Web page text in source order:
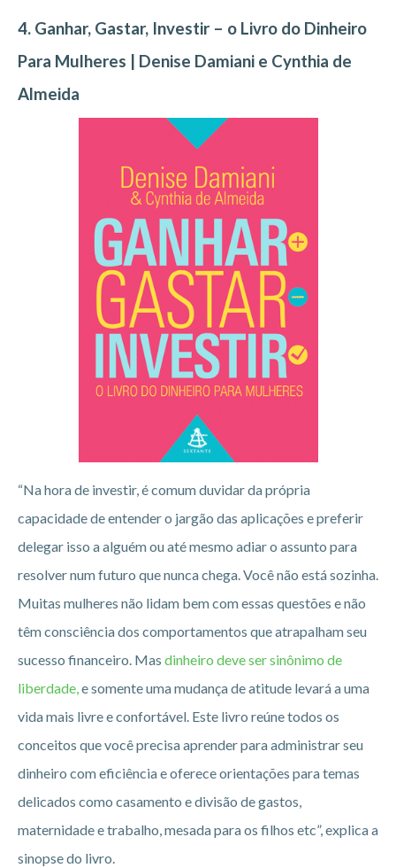
4. Ganhar, Gastar, Investir – o Livro do Dinheiro
Para Mulheres | Denise Damiani e Cynthia de
Almeida
“Na hora de investir, é comum duvidar da própria
capacidade de entender o jargão das aplicações e preferir
delegar isso a alguém ou até mesmo adiar o assunto para
resolver num futuro que nunca chega. Você não está sozinha.
Muitas mulheres não lidam bem com essas questões e não
têm consciência dos comportamentos que atrapalham seu
sucesso financeiro. Mas dinheiro deve ser sinônimo de
liberdade,e somente uma mudança de atitude levará a uma
vida mais livre e confortável. Este livro reúne todos os
conceitos que você precisa aprender para administrar seu
dinheiro com eficiência e oferece orientações para temas
delicados como casamento e divisão de gastos,
maternidade e trabalho, mesada para os filhos etc”, explica a
sinopse do livro.